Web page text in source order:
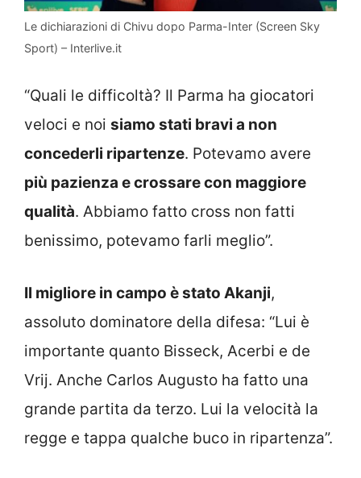
Le dichiarazioni di Chivu dopo Parma-Inter (Screen Sky
Sport) – Interlive.it
“Quali le difficoltà? Il Parma ha giocatori
veloci e noi siamo stati bravi a non
concederli ripartenze. Potevamo avere
più pazienza e crossare con maggiore
qualità. Abbiamo fatto cross non fatti
benissimo, potevamo farli meglio”.
Il migliore in campo è stato Akanji,
assoluto dominatore della difesa: “Lui è
importante quanto Bisseck, Acerbi e de
Vrij. Anche Carlos Augusto ha fatto una
grande partita da terzo. Lui la velocità la
regge e tappa qualche buco in ripartenza”.